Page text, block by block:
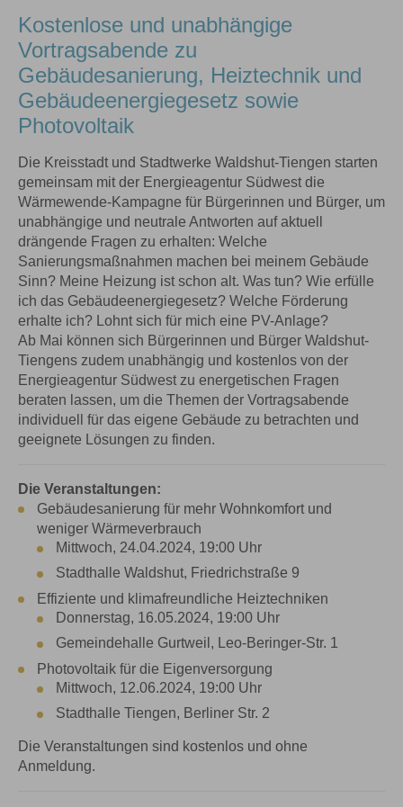
Kostenlose und unabhängige
Vortragsabende zu
Gebäudesanierung, Heiztechnik und
Gebäudeenergiegesetz sowie
Photovoltaik
Die Kreisstadt und Stadtwerke Waldshut-Tiengen starten
gemeinsam mit der Energieagentur Südwest die
Wärmewende-Kampagne für Bürgerinnen und Bürger, um
unabhängige und neutrale Antworten auf aktuell
drängende Fragen zu erhalten: Welche
Sanierungsmaßnahmen machen bei meinem Gebäude
Sinn? Meine Heizung ist schon alt. Was tun? Wie erfülle
ich das Gebäudeenergiegesetz? Welche Förderung
erhalte ich? Lohnt sich für mich eine PV-Anlage?
Ab Mai können sich Bürgerinnen und Bürger Waldshut-
Tiengens zudem unabhängig und kostenlos von der
Energieagentur Südwest zu energetischen Fragen
beraten lassen, um die Themen der Vortragsabende
individuell für das eigene Gebäude zu betrachten und
geeignete Lösungen zu finden.
Die Veranstaltungen:
Gebäudesanierung für mehr Wohnkomfort und
weniger Wärmeverbrauch
Mittwoch, 24.04.2024, 19:00 Uhr
Stadthalle Waldshut, Friedrichstraße 9
Effiziente und klimafreundliche Heiztechniken
Donnerstag, 16.05.2024, 19:00 Uhr
Gemeindehalle Gurtweil, Leo-Beringer-Str. 1
Photovoltaik für die Eigenversorgung
Mittwoch, 12.06.2024, 19:00 Uhr
Stadthalle Tiengen, Berliner Str. 2
Die Veranstaltungen sind kostenlos und ohne
Anmeldung.